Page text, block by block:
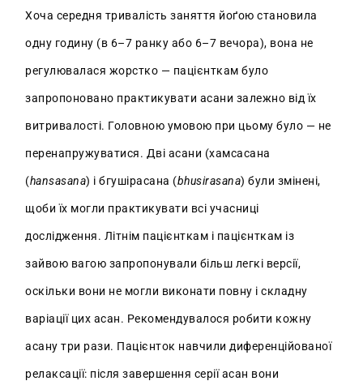
Хоча середня тривалість заняття йоґою становила
одну годину (в 6–7 ранку або 6–7 вечора), вона не
регулювалася жорстко — пацієнткам було
запропоновано практикувати асани залежно від їх
витривалості. Головною умовою при цьому було — не
перенапружуватися. Дві асани (хамсасана
(hansasana) і бгушірасана (bhusirasana) були змінені,
щоби їх могли практикувати всі учасниці
дослідження. Літнім пацієнткам і пацієнткам із
зайвою вагою запропонували більш легкі версії,
оскільки вони не могли виконати повну і складну
варіації цих асан. Рекомендувалося робити кожну
асану три рази. Пацієнток навчили диференційованої
релаксації: після завершення серії асан вони